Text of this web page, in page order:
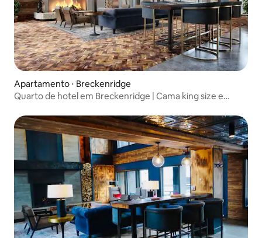
Apartamento ⋅ Breckenridge
Quarto de hotel em Breckenridge | Cama king size e